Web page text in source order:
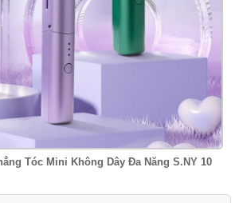
Tóc Mini Không Dây Đa Năng S.NY 10